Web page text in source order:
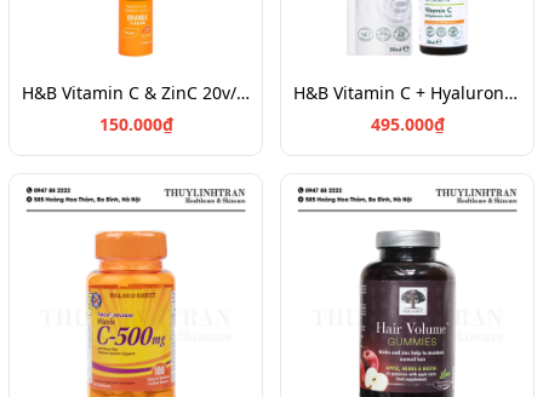
H&B Vitamin C & ZinC 20v/ Vitamin C sủi
150.000₫
H&B Vitamin C + Hyaluronic Acid Serum 30ml
495.000₫